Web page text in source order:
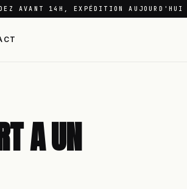
AVANT 14H, EXPÉDITION AUJOURD'HUI
A UN